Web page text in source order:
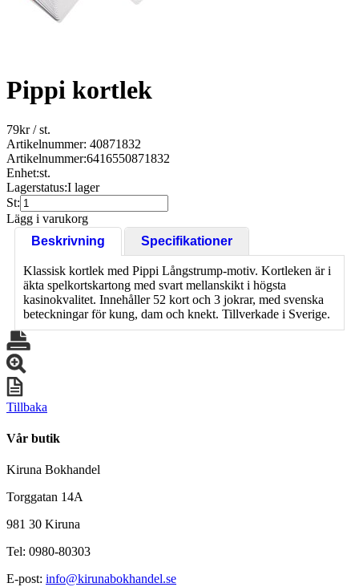
Pippi kortlek
79kr/ st.
Artikelnummer: 40871832
Artikelnummer:6416550871832
Enhet:st.
Lagerstatus:I lager
St:
Lägg i varukorg
Beskrivning
Specifikationer
Klassisk kortlek med Pippi Långstrump-motiv. Kortleken är i
äkta spelkortskartong med svart mellanskikt i högsta
kasinokvalitet. Innehåller 52 kort och 3 jokrar, med svenska
beteckningar för kung, dam och knekt. Tillverkade i Sverige.
Tillbaka
Vår butik
Kiruna Bokhandel
Torggatan 14A
981 30 Kiruna
Tel: 0980-80303
E-post: info@kirunabokhandel.se